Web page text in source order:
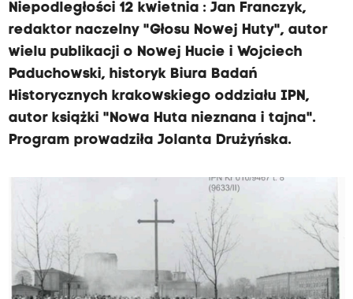
Niepodległości 12 kwietnia : Jan Franczyk,
redaktor naczelny "Głosu Nowej Huty", autor
wielu publikacji o Nowej Hucie i Wojciech
Paduchowski, historyk Biura Badań
Historycznych krakowskiego oddziału IPN,
autor książki "Nowa Huta nieznana i tajna".
Program prowadziła Jolanta Drużyńska.